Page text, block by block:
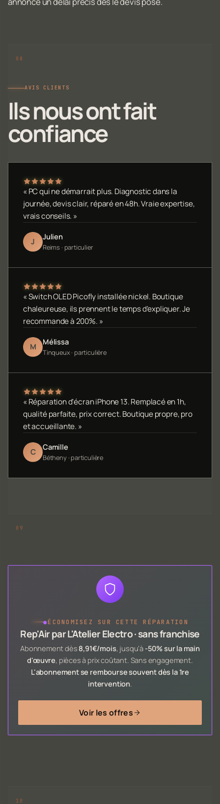
AVIS CLIENTS
Ils nous ont fait
confiance
« PC qui ne démarrait plus. Diagnostic dans la
journée, devis clair, réparé en 48h. Vraie expertise,
vrais conseils. »
J Julien
Reims · particulier
« Switch OLED Picofly installée nickel. Boutique
chaleureuse, ils prennent le temps d'expliquer. Je
recommande à 200%. »
M Mélissa
Tinqueux · particulière
« Réparation d'écran iPhone 13. Remplacé en 1h,
qualité parfaite, prix correct. Boutique propre, pro
et accueillante. »
C Camille
Bétheny · particulière
●ÉCONOMISEZ SUR CETTE RÉPARATION
Rep'Air par L'Atelier Electro · sans franchise
Abonnement dès 8,91€/mois, jusqu'à -50% sur la main
d'œuvre, pièces à prix coûtant. Sans engagement.
L'abonnement se rembourse souvent dès la 1re
intervention.
Voir les offres